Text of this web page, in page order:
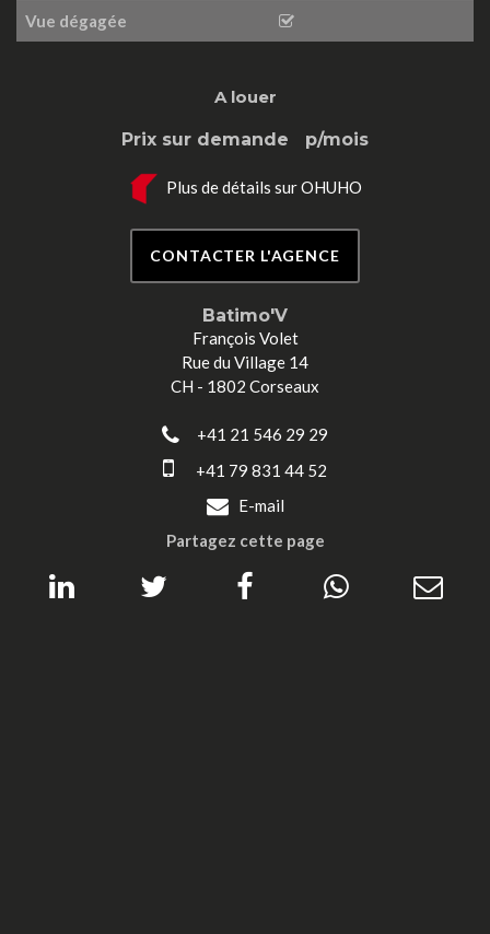
Vue dégagée
A louer
Prix sur demande p/mois
Plus de détails sur OHUHO
CONTACTER L'AGENCE
Batimo'V
François Volet
Rue du Village 14
CH - 1802 Corseaux
+41 21 546 29 29
+41 79 831 44 52
E-mail
Partagez cette page